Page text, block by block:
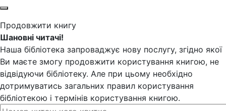
Продовжити книгу
Шановні читачі!
Наша бібліотека запроваджує нову послугу, згідно якої
Ви маєте змогу продовжити користування книгою, не
відвідуючи бібліотеку. Але при цьому необхідно
дотримуватись загальних правил користування
бібліотекою і термінів користування книгою.